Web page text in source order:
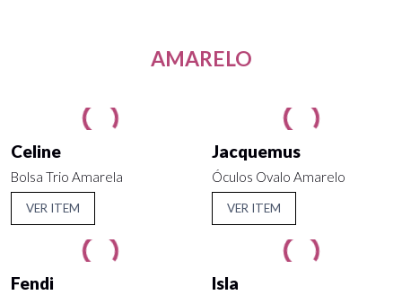
AMARELO
Celine
Bolsa Trio Amarela
VER ITEM
Jacquemus
Óculos Ovalo Amarelo
VER ITEM
Fendi Isla